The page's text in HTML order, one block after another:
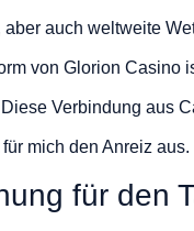
auch weltweite
von Glorion Casino
Verbindung aus
mich den Anreiz aus.
für den